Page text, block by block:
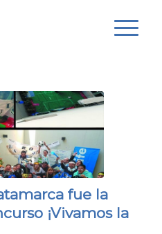
fue la
¡Vivamos la